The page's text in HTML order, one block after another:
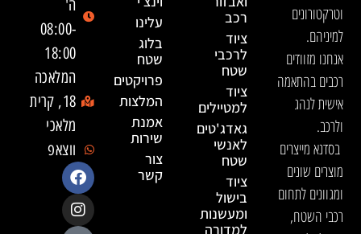
וטרקטורונים
למיניהם.
אנחנו מזוודים
רכבים בהתאמה
אישית לנהג
ולרכב.
בסדנא מייצרים
מוצרים שונים
ומגוונים לתחום
רכבי השטח,
רכב
ציוד
לרכבי
שטח
ציוד
למטיילים
גאדג'טים
לאנשי
שטח
ציוד
בישול
ומעשנות
למדורה
עלינו
בלוג
שטח
פרויקטים
המלצות
אמנת
שירות
צור
קשר
ה'
08:00-
18:00
המלאכה
18, קרית
מלאכי
ווצאפ